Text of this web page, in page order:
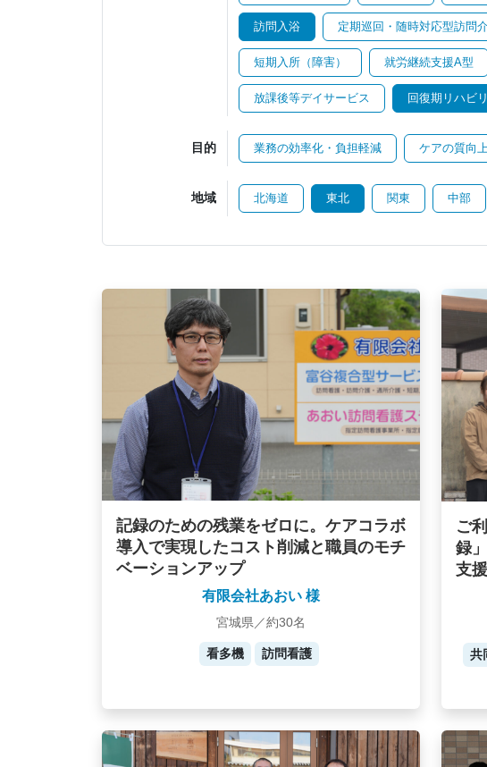
訪問入浴 定期巡回・随時対応型訪問
短期入所（障害） 就労継続支援A型
放課後等デイサービス 回復期リハビ
目的 業務の効率化・負担軽減 ケアの質向
地域 北海道 東北 関東 中部
記録のための残業をゼロに。ケアコラボ
導入で実現したコスト削減と職員のモチ
ベーションアップ
有限会社あおい 様
宮城県／約30名
看多機 訪問看護
ご
録
支
共